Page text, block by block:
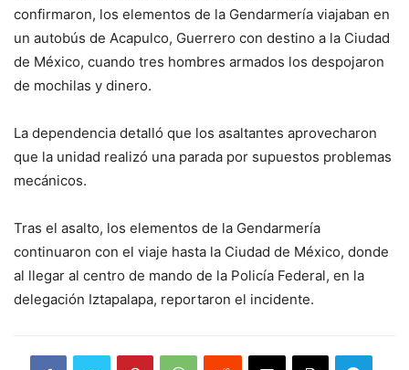
confirmaron, los elementos de la Gendarmería viajaban en
un autobús de Acapulco, Guerrero con destino a la Ciudad
de México, cuando tres hombres armados los despojaron
de mochilas y dinero.
La dependencia detalló que los asaltantes aprovecharon
que la unidad realizó una parada por supuestos problemas
mecánicos.
Tras el asalto, los elementos de la Gendarmería
continuaron con el viaje hasta la Ciudad de México, donde
al llegar al centro de mando de la Policía Federal, en la
delegación Iztapalapa, reportaron el incidente.